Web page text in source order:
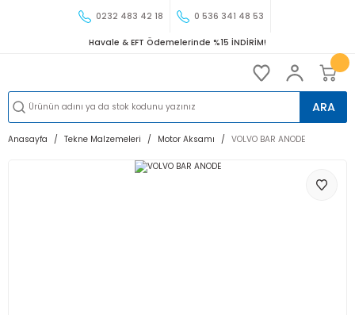
0232 483 42 18 0 536 341 48 53
Havale & EFT Ödemelerinde %15 İNDİRİM!
ARA
Anasayfa Tekne Malzemeleri Motor Aksamı VOLVO BAR ANODE